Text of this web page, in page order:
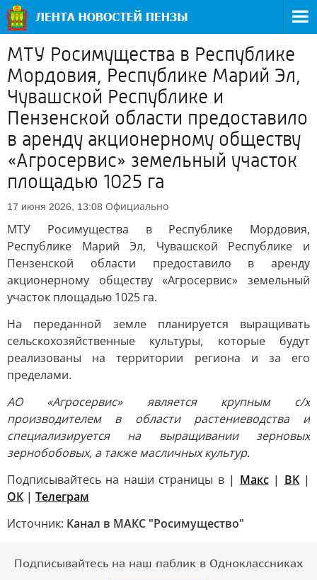
МТУ Росимущества в Республике
Мордовия, Республике Марий Эл,
Чувашской Республике и
Пензенской области предоставило
в аренду акционерному обществу
«Агросервис» земельный участок
площадью 1025 га
17 июня 2026, 13:08 Официально
МТУ Росимущества в Республике Мордовия,
Республике Марий Эл, Чувашской Республике и
Пензенской области предоставило в аренду
акционерному обществу «Агросервис» земельный
участок площадью 1025 га.
На переданной земле планируется выращивать
сельскохозяйственные культуры, которые будут
реализованы на территории региона и за его
пределами.
АО «Агросервис» является крупным с/х
производителем в области растениеводства и
специализируется на выращивании зерновых
зернобобовых, а также масличных культур.
Подписывайтесь на наши страницы в | Mакс| ВK|
ОК | Телеграм
Источник: Канал в МАКС "Росимущество"
Подписывайтесь на наш паблик в Одноклассниках